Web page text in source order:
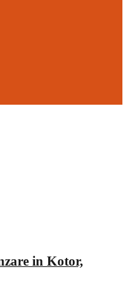
in Kotor,